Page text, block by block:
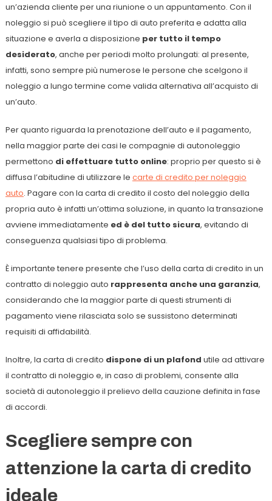
un’azienda cliente per una riunione o un appuntamento. Con il
noleggio si può scegliere il tipo di auto preferita e adatta alla
situazione e averla a disposizione per tutto il tempo
desiderato, anche per periodi molto prolungati: al presente,
infatti, sono sempre più numerose le persone che scelgono il
noleggio a lungo termine come valida alternativa all’acquisto di
un’auto.
Per quanto riguarda la prenotazione dell’auto e il pagamento,
nella maggior parte dei casi le compagnie di autonoleggio
permettono di effettuare tutto online: proprio per questo si è
diffusa l’abitudine di utilizzare le carte di credito per noleggio
auto. Pagare con la carta di credito il costo del noleggio della
propria auto è infatti un’ottima soluzione, in quanto la transazione
avviene immediatamente ed è del tutto sicura, evitando di
conseguenza qualsiasi tipo di problema.
È importante tenere presente che l’uso della carta di credito in un
contratto di noleggio auto rappresenta anche una garanzia,
considerando che la maggior parte di questi strumenti di
pagamento viene rilasciata solo se sussistono determinati
requisiti di affidabilità.
Inoltre, la carta di credito dispone di un plafond utile ad attivare
il contratto di noleggio e, in caso di problemi, consente alla
società di autonoleggio il prelievo della cauzione definita in fase
di accordi.
Scegliere sempre con
attenzione la carta di credito
ideale